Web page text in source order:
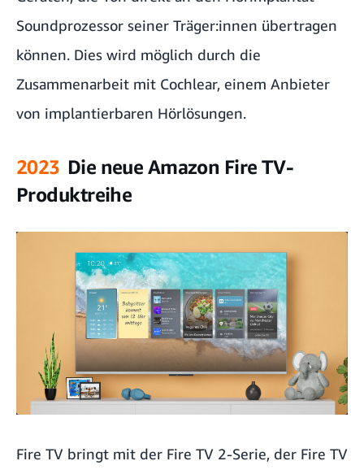
Soundprozessor seiner Träger:innen übertragen
können. Dies wird möglich durch die
Zusammenarbeit mit Cochlear, einem Anbieter
von implantierbaren Hörlösungen.
2023 Die neue Amazon Fire TV-
Produktreihe
Fire TV bringt mit der Fire TV 2-Serie, der Fire TV